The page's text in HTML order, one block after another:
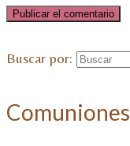
Buscar por:
Comuniones